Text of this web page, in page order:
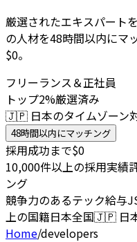
厳選されたエキスパート
の人材を48時間以内にマ
$0。
フリーランス＆正社員
トップ2%厳選済み
🇯🇵 日本のタイムゾーン
48時間以内にマッチング
採用成功まで$0
10,000件以上の採用実績
ング
競争力のあるテック給与
上の国籍日本全国🇯🇵 日
Home/developers